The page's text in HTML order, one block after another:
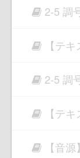
2-5 調
【テ
2-5 調
【テ
【音